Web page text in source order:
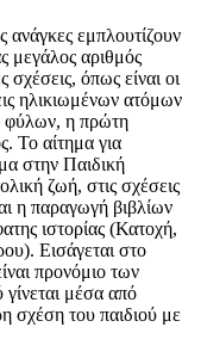
ανάγκες εμπλουτίζουν
μεγάλος αριθμός
σχέσεις, όπως είναι οι
ηλικιωμένων ατόμων
φύλων, η πρώτη
Το αίτημα για
στην Παιδική
ζωή, στις σχέσεις
η παραγωγή βιβλίων
ιστορίας (Κατοχή,
Εισάγεται στο
προνόμιο των
γίνεται μέσα από
σχέση του παιδιού με